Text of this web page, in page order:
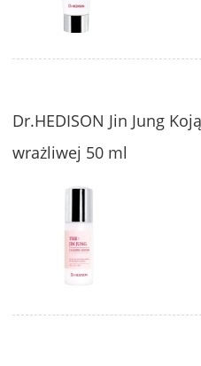
Dr.HEDISON Jin Jung
wrażliwej 50 ml